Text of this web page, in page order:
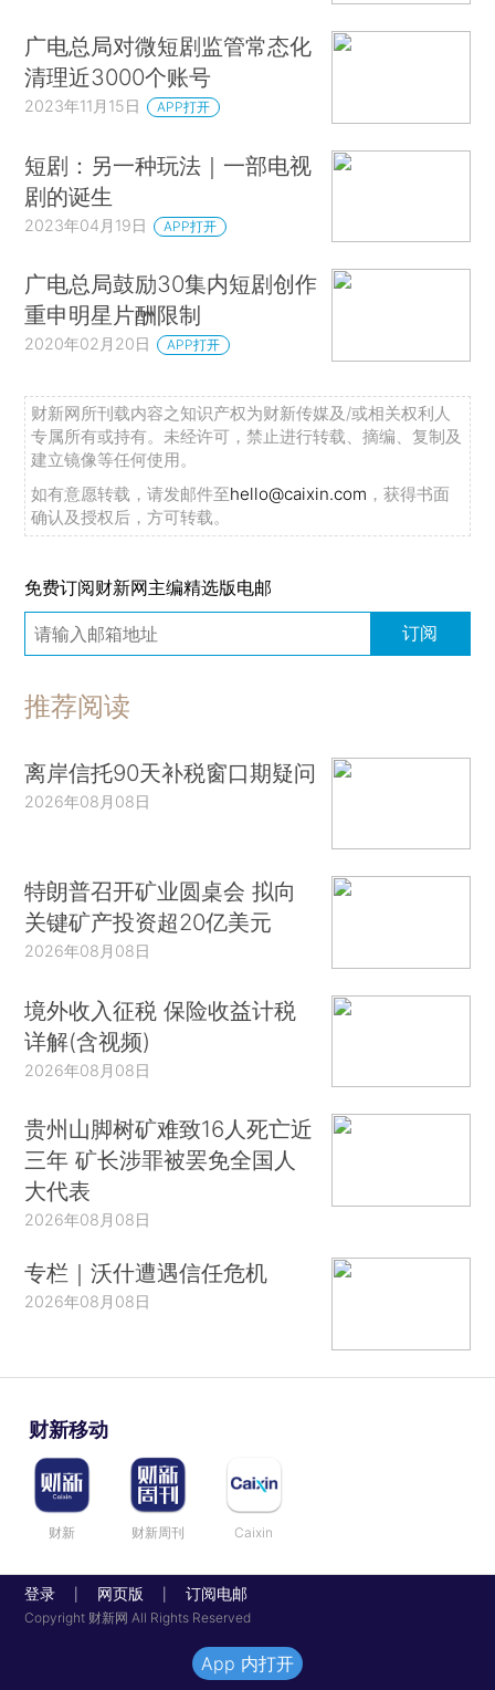
广电总局对微短剧监管常态化
清理近3000个账号
2023年11月15日 APP打开
短剧：另一种玩法｜一部电视
剧的诞生
2023年04月19日 APP打开
广电总局鼓励30集内短剧创作
重申明星片酬限制
2020年02月20日 APP打开
财新网所刊载内容之知识产权为财新传媒及/或相关权利人
专属所有或持有。未经许可，禁止进行转载、摘编、复制及
建立镜像等任何使用。
如有意愿转载，请发邮件至hello@caixin.com ，获得书面
确认及授权后，方可转载。
免费订阅财新网主编精选版电邮
订阅
推荐阅读
离岸信托90天补税窗口期疑问
2026年08月08日
特朗普召开矿业圆桌会 拟向
关键矿产投资超20亿美元
2026年08月08日
境外收入征税 保险收益计税
详解(含视频)
2026年08月08日
贵州山脚树矿难致16人死亡近
三年 矿长涉罪被罢免全国人
大代表
2026年08月08日
专栏｜沃什遭遇信任危机
2026年08月08日
财新移动
财新 财新周刊 Caixin
登录 网页版 订阅电邮
Copyright 财新网 All Rights Reserved
App 内打开